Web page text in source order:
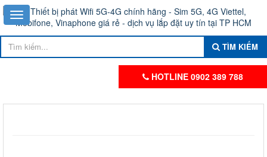
TÌM KIẾM
HOTLINE 0902 389 788